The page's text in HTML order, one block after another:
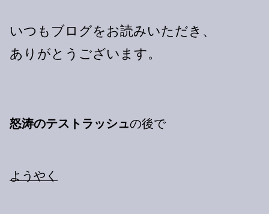
いつもブログをお読みいただき、
ありがとうございます。
怒涛のテストラッシュの後で
ようやく